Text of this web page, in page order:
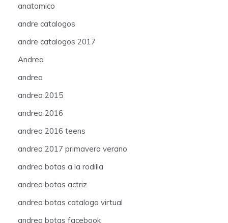
anatomico
andre catalogos
andre catalogos 2017
Andrea
andrea
andrea 2015
andrea 2016
andrea 2016 teens
andrea 2017 primavera verano
andrea botas a la rodilla
andrea botas actriz
andrea botas catalogo virtual
andrea botas facebook